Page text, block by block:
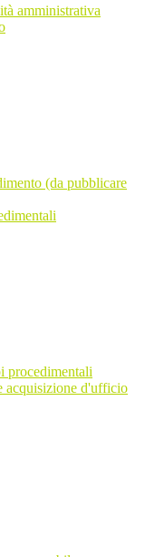
amministrativa
(da pubblicare
procedimentali
acquisizione d'ufficio